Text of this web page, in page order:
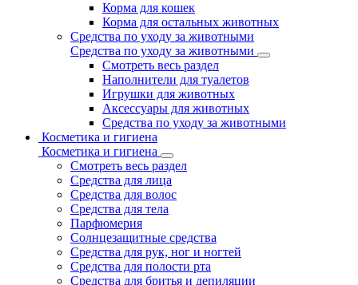
Корма для кошек
Корма для остальных животных
Средства по уходу за животными
Средства по уходу за животными
Смотреть весь раздел
Наполнители для туалетов
Игрушки для животных
Аксессуары для животных
Средства по уходу за животными
Косметика и гигиена
Косметика и гигиена
Смотреть весь раздел
Средства для лица
Средства для волос
Средства для тела
Парфюмерия
Солнцезащитные средства
Средства для рук, ног и ногтей
Средства для полости рта
Средства для бритья и депиляции